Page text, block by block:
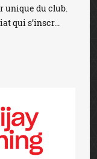
unique du club.
qui s’inscr...